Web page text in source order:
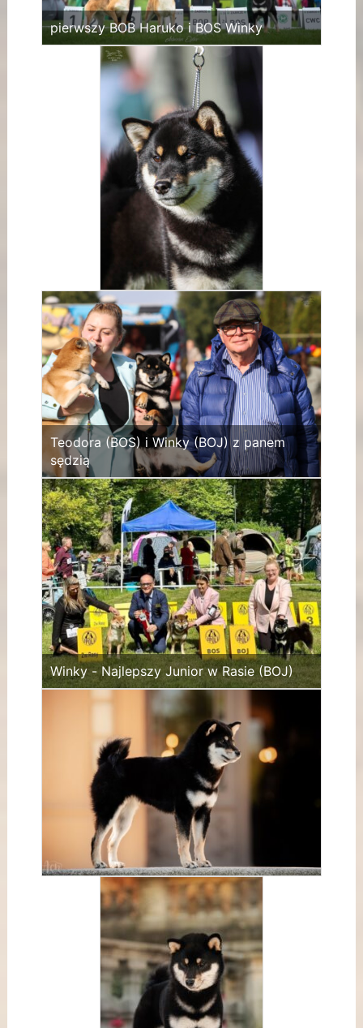
pierwszy BOB Haruko i BOS Winky
Teodora (BOS) i Winky (BOJ) z panem
sędzią
Winky - Najlepszy Junior w Rasie (BOJ)